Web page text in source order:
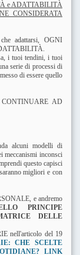
e ADATTABILITÀ
CONSIDERATA
adattarsi, OGNI
i tuoi tendini, i tuoi
serie di processi di
di essere quello
AD
alcuni modelli di
meccanismi inconsci
questo capisci
migliori e con
e andremo
PRINCIPE
DELLE
nell'articolo del 19
CHE SCELTE
LINK